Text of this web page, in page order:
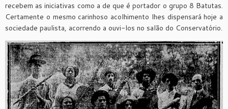
recebem as iniciativas como a de que é portador o grupo 8 Batutas.
Certamente o mesmo carinhoso acolhimento lhes dispensará hoje a
sociedade paulista, acorrendo a ouvi-los no salão do Conservatório.